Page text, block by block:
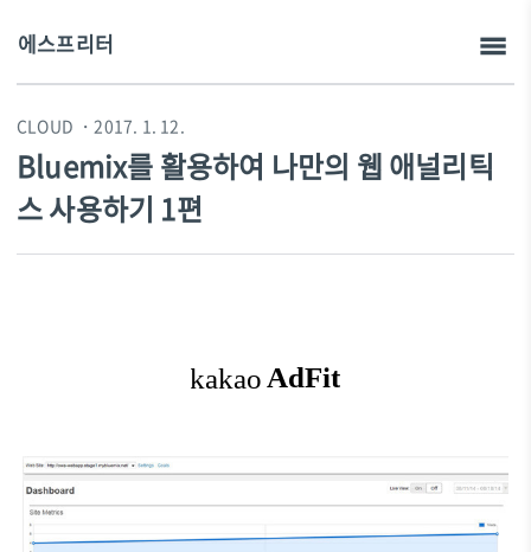
에스프리터
CLOUD ・2017. 1. 12.
Bluemix를 활용하여 나만의 웹 애널리틱
스 사용하기 1편